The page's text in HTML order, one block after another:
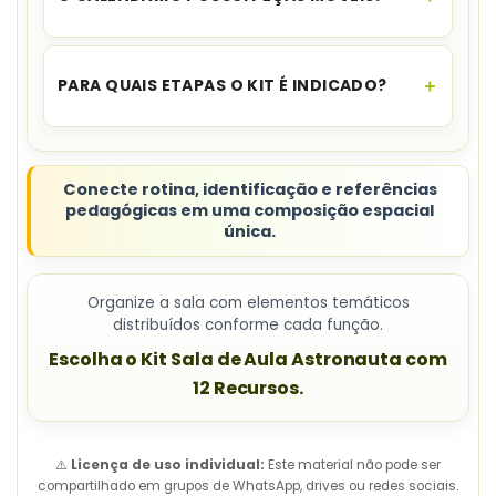
Sim. O calendário é descrito com peças móveis e
PARA QUAIS ETAPAS O KIT É INDICADO?
Iniciais.
Conecte rotina, identificação e referências
pedagógicas em uma composição espacial
única.
Organize a sala com elementos temáticos
distribuídos conforme cada função.
Escolha o Kit Sala de Aula Astronauta com
12 Recursos.
⚠️ Licença de uso individual: Este material não pode ser
compartilhado em grupos de WhatsApp, drives ou redes sociais.